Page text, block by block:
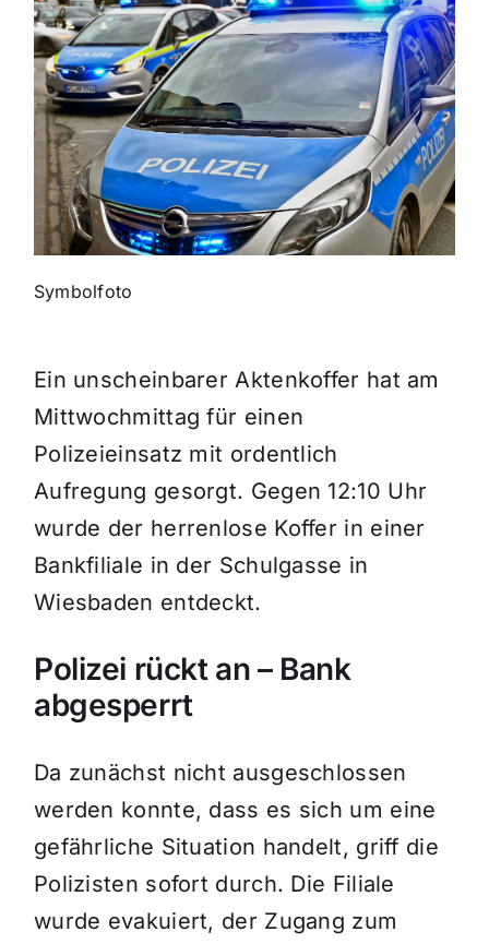
Polizeimeldungen
Themen und Termine
Gewinnspiele
Symbolfoto
Ein unscheinbarer Aktenkoffer hat am
Mittwochmittag für einen
Polizeieinsatz mit ordentlich
Aufregung gesorgt. Gegen 12:10 Uhr
wurde der herrenlose Koffer in einer
Bankfiliale in der Schulgasse in
Wiesbaden entdeckt.
Polizei rückt an – Bank
abgesperrt
Da zunächst nicht ausgeschlossen
werden konnte, dass es sich um eine
gefährliche Situation handelt, griff die
Polizisten sofort durch. Die Filiale
wurde evakuiert, der Zugang zum